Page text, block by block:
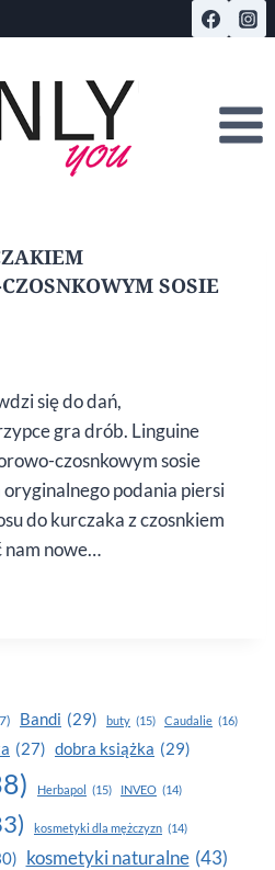
SOSIE
się do dań,
gra drób. Linguine
czosnkowym sosie
podania piersi
do kurczaka z czosnkiem
nam nowe…
Bandi (29) buty (15) Caudalie (16)
(27) dobra książka (29)
Herbapol (15) INVEO (14)
kosmetyki dla mężczyzn (14)
kosmetyki naturalne (43)